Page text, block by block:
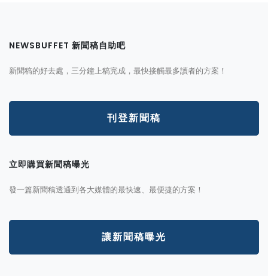
NEWSBUFFET 新聞稿自助吧
新聞稿的好去處，三分鐘上稿完成，最快接觸最多讀者的方案！
刊登新聞稿
立即購買新聞稿曝光
發一篇新聞稿透通到各大媒體的最快速、最便捷的方案！
讓新聞稿曝光